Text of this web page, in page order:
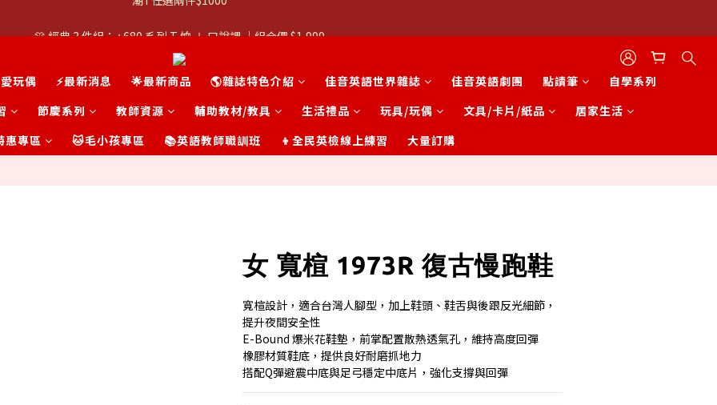
潮T任選兩件$1000
👚 經典 3 件組：⭐680 系列 T 恤 ＋ 口說課 ｜組合價 $1,999
玩偶 ⚡最新消息 🌟最新商品 🌎雜誌特色介紹 佳音英語世界雜誌 佳音英語劇團 點讀筆
自學系列
節慶系列 教師資源 輔助教材/教具 生活禮品 玩具/玩偶 文具/卡片/紙品
居家生活
專區
🐱毛小孩專區 📚英語教師職訓班 👦全民英檢線上練習 大量訂購
女 寬楦 1973R 復古慢跑鞋
寬楦設計，適合台灣人腳型，加上鞋頭、鞋舌與後跟反光細節，
提升夜間安全性
E-Bound 爆米花鞋墊，前掌配置散熱透氣孔，維持高度回彈
橡膠材質鞋底，提供良好耐磨抓地力
搭配Q彈避震中底與足弓穩定中底片，強化支撐與回彈